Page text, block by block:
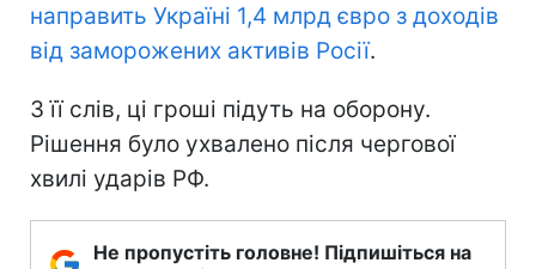
направить Україні 1,4 млрд євро з доходів
від заморожених активів Росії.
З її слів, ці гроші підуть на оборону.
Рішення було ухвалено після чергової
хвилі ударів РФ.
Не пропустіть головне! Підпишіться на